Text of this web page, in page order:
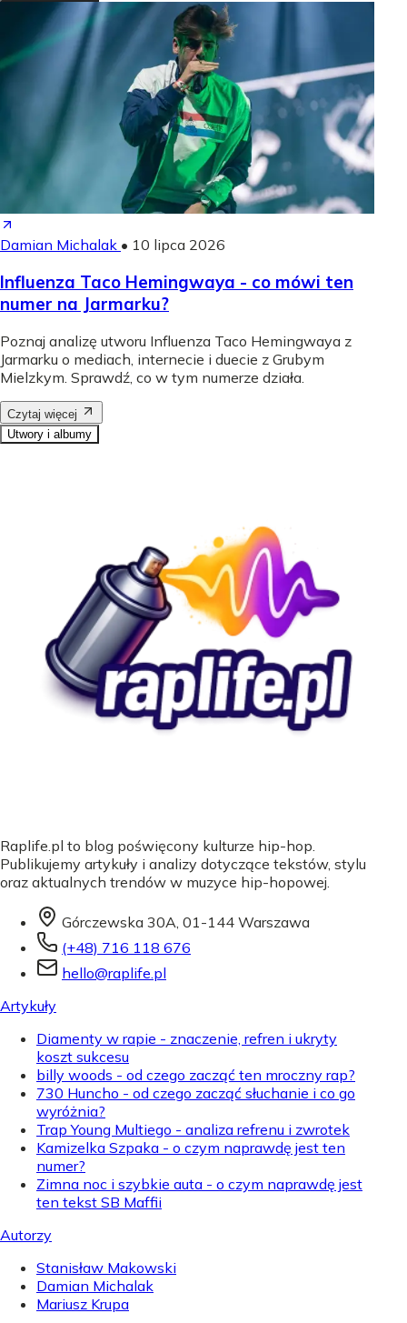
Damian Michalak • 10 lipca 2026
Influenza Taco Hemingwaya - co mówi ten
numer na Jarmarku?
Poznaj analizę utworu Influenza Taco Hemingwaya z
Jarmarku o mediach, internecie i duecie z Grubym
Mielzkym. Sprawdź, co w tym numerze działa.
Czytaj więcej
Utwory i albumy
Raplife.pl to blog poświęcony kulturze hip-hop.
Publikujemy artykuły i analizy dotyczące tekstów, stylu
oraz aktualnych trendów w muzyce hip-hopowej.
Górczewska 30A, 01-144 Warszawa
(+48) 716 118 676
hello@raplife.pl
Artykuły
Diamenty w rapie - znaczenie, refren i ukryty
koszt sukcesu
billy woods - od czego zacząć ten mroczny rap?
730 Huncho - od czego zacząć słuchanie i co go
wyróżnia?
Trap Young Multiego - analiza refrenu i zwrotek
Kamizelka Szpaka - o czym naprawdę jest ten
numer?
Zimna noc i szybkie auta - o czym naprawdę jest
ten tekst SB Maffii
Autorzy
Stanisław Makowski
Damian Michalak
Mariusz Krupa